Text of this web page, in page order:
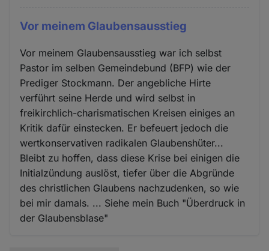
Vor meinem Glaubensausstieg
Vor meinem Glaubensausstieg war ich selbst
Pastor im selben Gemeindebund (BFP) wie der
Prediger Stockmann. Der angebliche Hirte
verführt seine Herde und wird selbst in
freikirchlich-charismatischen Kreisen einiges an
Kritik dafür einstecken. Er befeuert jedoch die
wertkonservativen radikalen Glaubenshüter...
Bleibt zu hoffen, dass diese Krise bei einigen die
Initialzündung auslöst, tiefer über die Abgründe
des christlichen Glaubens nachzudenken, so wie
bei mir damals. ... Siehe mein Buch "Überdruck in
der Glaubensblase"